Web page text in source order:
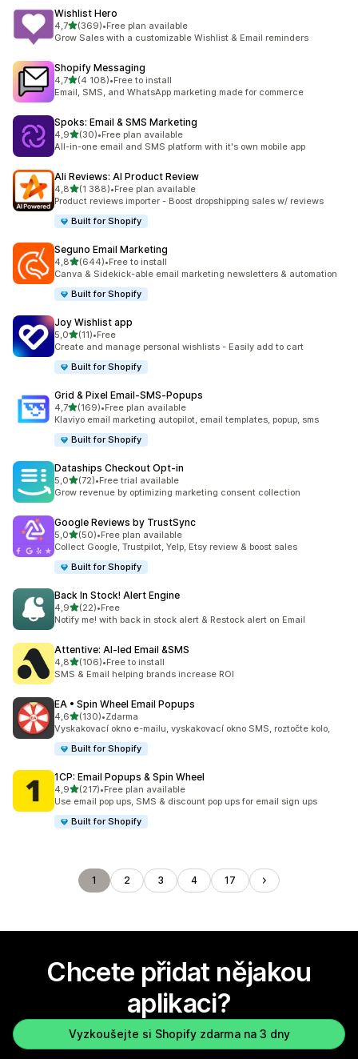
Wishlist Hero
4,7z 5 hvězd
(369)
Celkový počet recenzí: 369
•Free plan available
Grow Sales with a customizable Wishlist & Email reminders
Shopify Messaging
4,7z 5 hvězd
(4 108)
Celkový počet recenzí: 4108
•Free to install
Email, SMS, and WhatsApp marketing made for commerce
Spoks: Email & SMS Marketing
4,9z 5 hvězd
(30)
Celkový počet recenzí: 30
•Free plan available
All-in-one email and SMS platform with it's own mobile app
Ali Reviews: AI Product Review
4,8z 5 hvězd
(1 388)
Celkový počet recenzí: 1388
•Free plan available
Product reviews importer - Boost dropshipping sales w/ reviews
Built for Shopify
Seguno Email Marketing
4,8z 5 hvězd
(644)
Celkový počet recenzí: 644
•Free to install
Canva & Sidekick-able email marketing newsletters & automation
Built for Shopify
Joy Wishlist app
5,0z 5 hvězd
(11)
Celkový počet recenzí: 11
•Free
Create and manage personal wishlists - Easily add to cart
Built for Shopify
Grid & Pixel Email‑SMS‑Popups
4,7z 5 hvězd
(169)
Celkový počet recenzí: 169
•Free plan available
Klaviyo email marketing autopilot, email templates, popup, sms
Built for Shopify
Dataships Checkout Opt‑in
5,0z 5 hvězd
(72)
Celkový počet recenzí: 72
•Free trial available
Grow revenue by optimizing marketing consent collection
Google Reviews by TrustSync
5,0z 5 hvězd
(50)
Celkový počet recenzí: 50
•Free plan available
Collect Google, Trustpilot, Yelp, Etsy review & boost sales
Built for Shopify
Back In Stock! Alert Engine
4,9z 5 hvězd
(22)
Celkový počet recenzí: 22
•Free
Notify me! with back in stock alert & Restock alert on Email
Attentive: AI‑led Email &SMS
4,8z 5 hvězd
(106)
Celkový počet recenzí: 106
•Free to install
SMS & Email helping brands increase ROI
EA • Spin Wheel Email Popups
4,6z 5 hvězd
(130)
Celkový počet recenzí: 130
•Zdarma
Vyskakovací okno e-mailu, vyskakovací okno SMS, roztočte kolo,
Built for Shopify
1CP: Email Popups & Spin Wheel
4,9z 5 hvězd
(217)
Celkový počet recenzí: 217
•Free plan available
Use email pop ups, SMS & discount pop ups for email sign ups
Built for Shopify
1 2 3 4 17
Chcete přidat nějakou
aplikaci?
Vyzkoušejte si Shopify zdarma na 3 dny